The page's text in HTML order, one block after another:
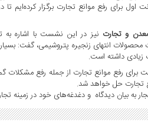
اول برای رفع موانع تجارت برگزار
و تجارت نیز در این نشست با اشاره
زیادی داشته است.
برای رفع موانع تجارت از جمله رفع مشکلات
تجارت حل خواهد شد.
به بیان دیدگاه و دغدغه‌های خود در زمینه